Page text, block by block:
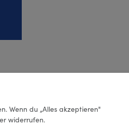
Wenn du „Alles akzeptieren"
widerrufen.